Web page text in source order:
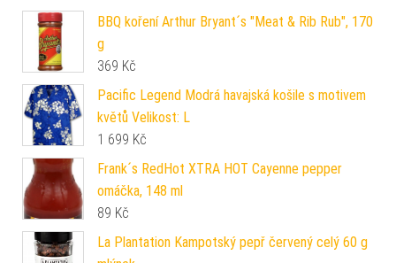
BBQ koření Arthur Bryant´s "Meat & Rib Rub", 170
g
369 Kč
Pacific Legend Modrá havajská košile s motivem
květů Velikost: L
1 699 Kč
Frank´s RedHot XTRA HOT Cayenne pepper
omáčka, 148 ml
89 Kč
La Plantation Kampotský pepř červený celý 60 g